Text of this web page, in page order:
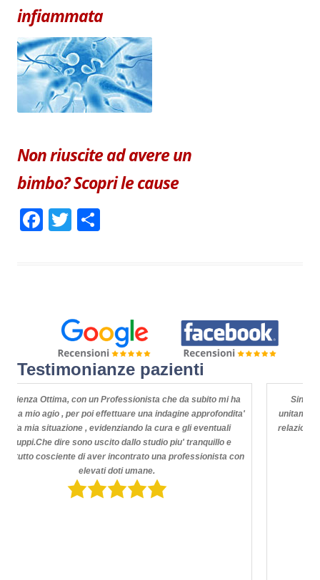
infiammata
Non riuscite ad avere un
bimbo? Scopri le cause
F
o
k
T
di
Testimonianze pazienti
che da subito mi ha
indagine approfondita'
cura e gli eventuali
piu' tranquillo e
una professionista con
Sinceramente non ho mai trovato tanta
unitamente a conoscenza di settore ma
relazionali e comunicative per noi uomini!